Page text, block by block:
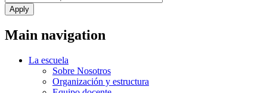
Main navigation
La escuela
Sobre Nosotros
Organización y estructura